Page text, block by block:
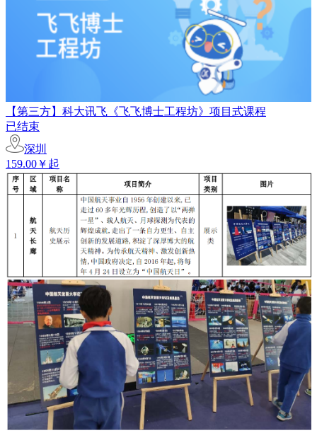
【第三方】科大讯飞《飞飞博士工程坊》项目式课程
已结束
深圳
159.00￥起